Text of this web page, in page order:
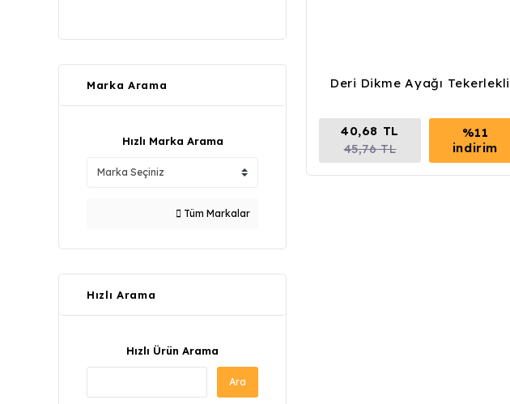
Marka Arama
Hızlı Marka Arama
Tüm Markalar
Hızlı Arama
Hızlı Ürün Arama
Ara
Deri Dikme Ayağı Tekerlekli
40,68 TL
45,76 TL
%11
indirim